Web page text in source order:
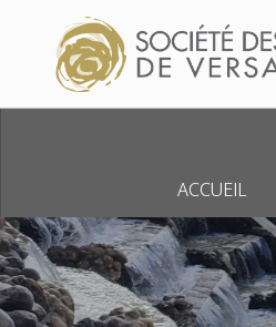
Skip to content
ACCUEIL